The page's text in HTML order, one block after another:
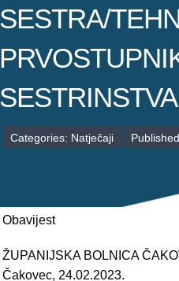
RAVNATELJSTVO
Categories: Natječaji
Obavijest
ŽUPANIJSKA BOLNICA
Čakovec, 24.02.2023.